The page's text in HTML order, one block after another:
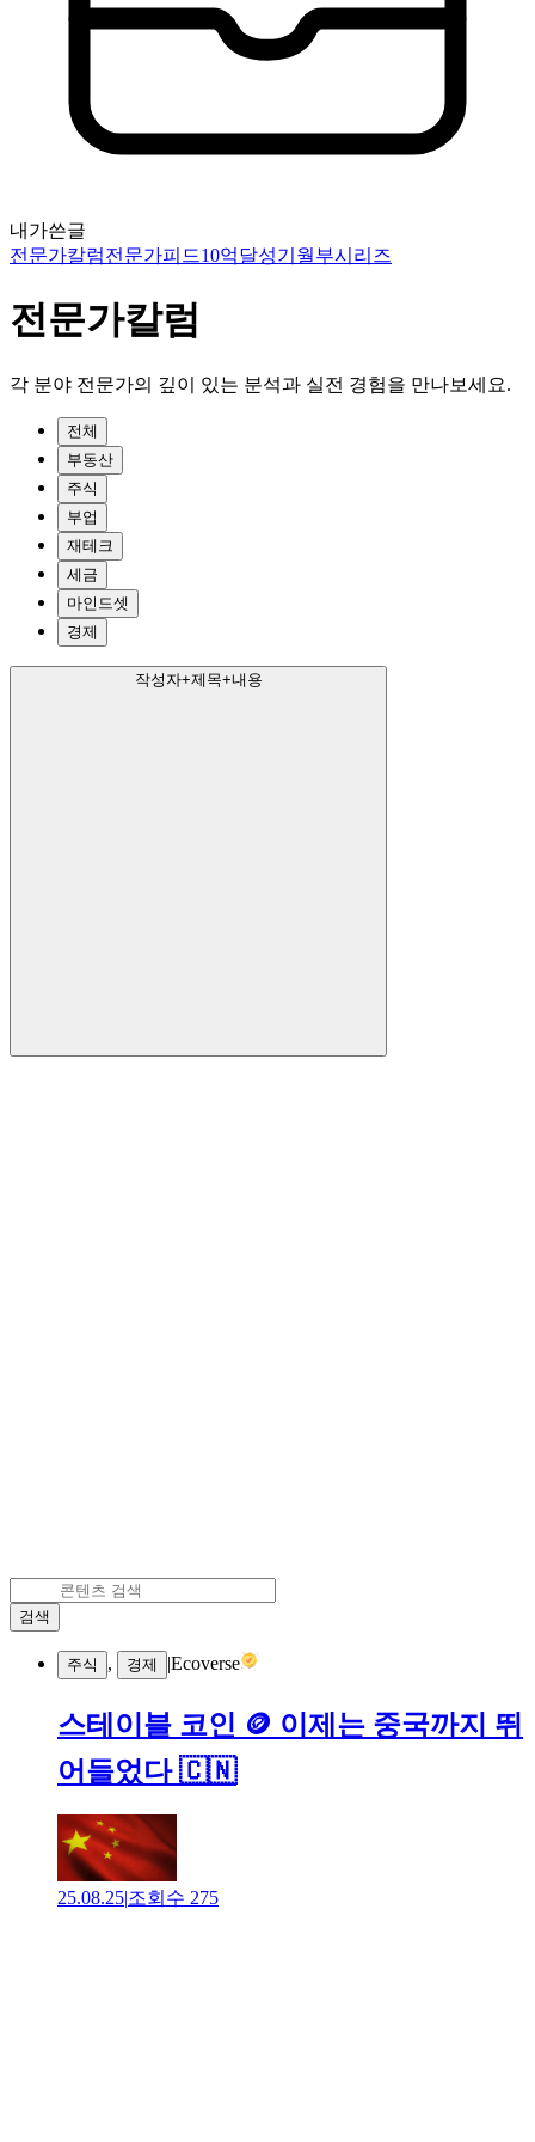
내가쓴글
전문가칼럼전문가피드10억달성기 월부시리즈
전문가칼럼
각 분야 전문가의 깊이 있는 분석과 실전 경험을 만나보세요.
전체
부동산
주식
부업
재테크
세금
마인드셋
경제
작성자+제목+내용
검색
주식 , 경제 |Ecoverse
스테이블 코인 🪙 이제는 중국까지 뛰
어들었다 🇨🇳
25.08.25|조회수 275